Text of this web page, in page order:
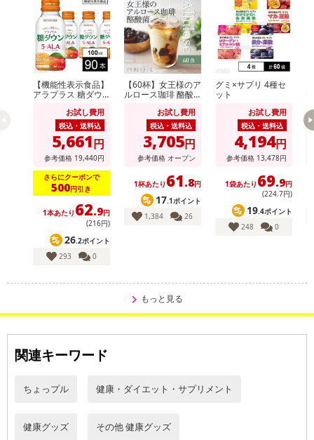
【機能性表示食品】
アラプラス 糖ダウ
お試し費用
税込・送料込
5,661円
参考価格 19,440円
さらにクーポンで
500円引き
1本あたり 62.9円
(216円)
26.2ポイント
293
0
【60杯】女王様のア
ルロース珈琲 酪酸
お試し費用
税込・送料込
3,705円
参考価格 オープン
1杯あたり 61.8円
17.1ポイント
1,384
26
グミ×サプリ 4種セ
ット
お試し費用
税込・送料込
4,194円
参考価格 13,478円
1袋あたり 69.9円
(224.7円)
19.4ポイント
248
0
もっと見る
関連キーワード
ちょっプル 健康・ダイエット・サプリメント
健康グッズ その他 健康グッズ